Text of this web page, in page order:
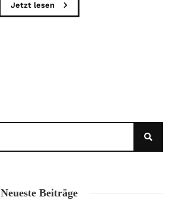
Jetzt lesen
Neueste Beiträge